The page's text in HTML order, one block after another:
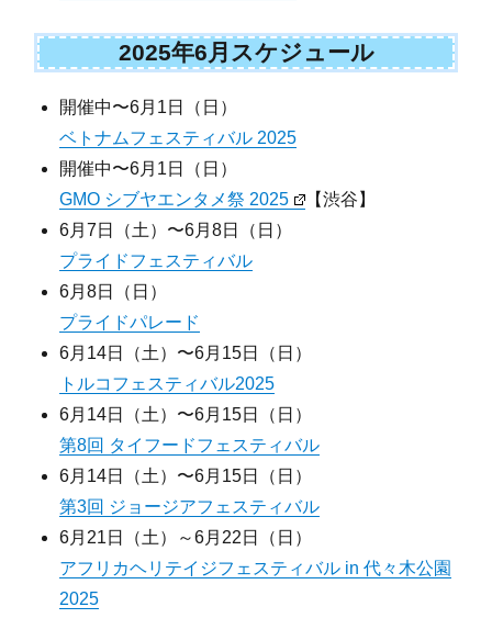
2025年6月スケジュール
開催中〜6月1日（日）
ベトナムフェスティバル 2025
開催中〜6月1日（日）
GMO シブヤエンタメ祭 2025
【渋谷】
6月7日（土）〜6月8日（日）
プライドフェスティバル
6月8日（日）
プライドパレード
6月14日（土）〜6月15日（日）
トルコフェスティバル2025
6月14日（土）〜6月15日（日）
第8回 タイフードフェスティバル
6月14日（土）〜6月15日（日）
第3回 ジョージアフェスティバル
6月21日（土）～6月22日（日）
アフリカヘリテイジフェスティバル in 代々木公園
2025